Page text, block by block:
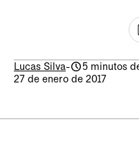
Lucas Silva-
5 minutos
27 de enero de 2017